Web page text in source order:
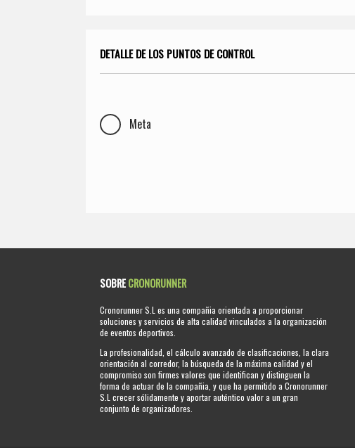
DETALLE DE LOS PUNTOS DE CONTROL
Meta
SOBRECRONORUNNER
Cronorunner S.L es una compañia orientada a proporcionar
soluciones y servicios de alta calidad vinculados a la organización
de eventos deportivos.
La profesionalidad, el cálculo avanzado de clasificaciones, la clara
orientación al corredor, la búsqueda de la máxima calidad y el
compromiso son firmes valores que identifican y distinguen la
forma de actuar de la compañia, y que ha permitido a Cronorunner
S.L crecer sólidamente y aportar auténtico valor a un gran
conjunto de organizadores.